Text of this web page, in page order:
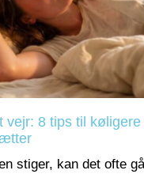
vejr: 8 tips til
stiger, kan det ofte